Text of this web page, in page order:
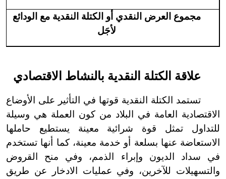
مجموع العرض النقدي أو الكتلة النقدية مع الودائع
لأجَل
علاقة الكتلة النقدية بالنشاط الاقتصادي
تستمد الكتلة النقدية قوتها في التأثير على الأوضاع
الاقتصادية العامة في البلاد من كون العملة هي وسيلة
للتداول تمثل قوة شرائية معينة يستطيع حاملها
الاستعاضة عنها بسلعة أو خدمة معينة، كما أنها تستخدم
في سداد الديون وإبراء الذمم، وفي منح القروض
والتسهيلات للآخرين، وفي عمليات الادخار عن طريق